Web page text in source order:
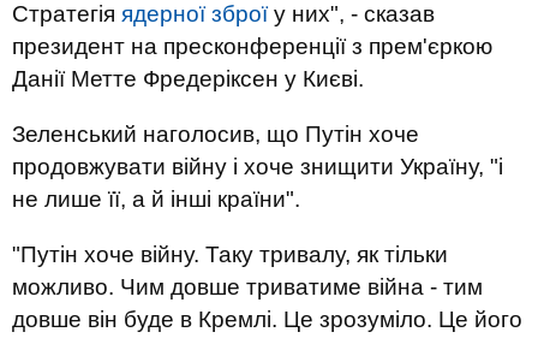
Стратегія ядерної зброїу них", - сказав
президент на пресконференції з прем'єркою
Данії Метте Фредеріксен у Києві.
Зеленський наголосив, що Путін хоче
продовжувати війну і хоче знищити Україну, "і
не лише її, а й інші країни".
"Путін хоче війну. Таку тривалу, як тільки
можливо. Чим довше триватиме війна - тим
довше він буде в Кремлі. Це зрозуміло. Це його